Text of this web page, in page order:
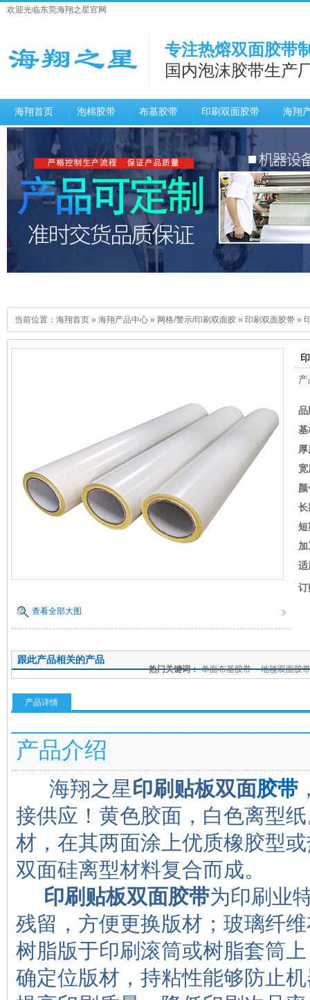
欢迎光临东莞海翔之星官网
专注热熔双面胶带
国内泡沫胶带生产
海翔首页 泡棉胶带 布基胶带 印刷双面胶带 海翔
热门关键词： 单面布基胶带 地毯双面胶带
当前位置： 海翔首页 » 海翔产品中心 » 网格/警示/印刷双面胶 » 印刷双面胶带 »
查看全部大图
品
基
长
短
适
订
跟此产品相关的产品
产品详情
产品介绍
海翔之星印刷贴板双面胶带
接供应！黄色胶面，白色离型
材，在其两面涂上优质橡胶型
双面硅离型材料复合而成。
印刷贴板双面胶带为印刷业
残留，方便更换版材；玻璃纤
树脂版于印刷滚筒或树脂套筒
确定位版材，持粘性能够防止